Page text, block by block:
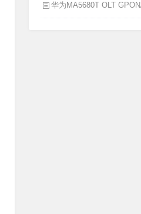
华为MA5680T OLT